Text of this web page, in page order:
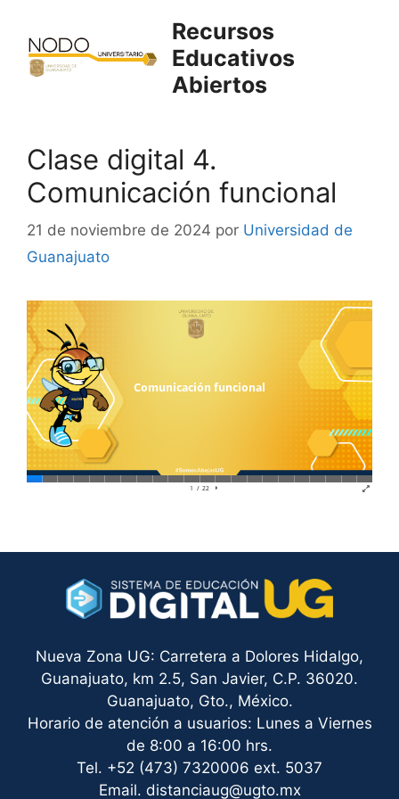
contenido
Recursos
Educativos
Abiertos
Clase digital 4.
Comunicación funcional
21 de noviembre de 2024 por Universidad de
Guanajuato
Nueva Zona UG: Carretera a Dolores Hidalgo,
Guanajuato, km 2.5, San Javier, C.P. 36020.
Guanajuato, Gto., México.
Horario de atención a usuarios: Lunes a Viernes
de 8:00 a 16:00 hrs.
Tel. +52 (473) 7320006 ext. 5037
Email. distanciaug@ugto.mx